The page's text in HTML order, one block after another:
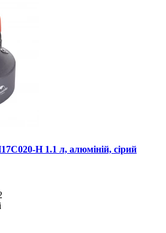
H 1.1 л, алюміній, сірий